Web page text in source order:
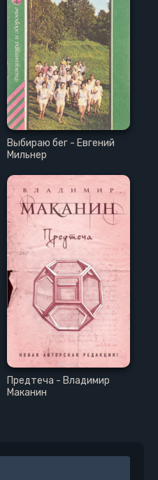
любовь
в горе
Выбираю бег - Евгений
Мильнер
Предтеча - Владимир
Маканин